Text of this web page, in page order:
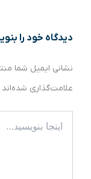
دیدگاه‌ خود را
نشانی ایمیل شما
علامت‌گذاری شده‌اند
بنویسید…